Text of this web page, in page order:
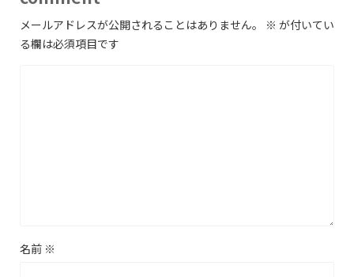
メールアドレスが公開されることはありません。 ※ が付いてい
る欄は必須項目です
名前 ※